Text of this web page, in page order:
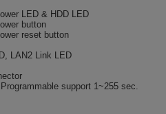
LED & HDD LED
button
reset button
LAN2 Link LED
support 1~255 sec.